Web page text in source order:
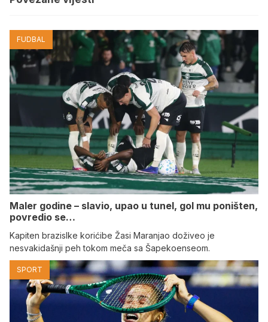
FUDBAL
Maler godine – slavio, upao u tunel, gol mu poništen,
povredio se…
Kapiten brazislke korićibe Žasi Maranjao doživeo je
nesvakidašnji peh tokom meča sa Šapekoenseom.
SPORT